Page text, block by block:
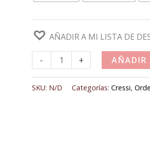
AÑADIR A MI LISTA DE
- + AÑADIR
SKU: N/D Categorías: Cressi,